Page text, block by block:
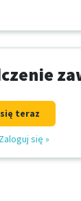
teraz
Zaloguj się »